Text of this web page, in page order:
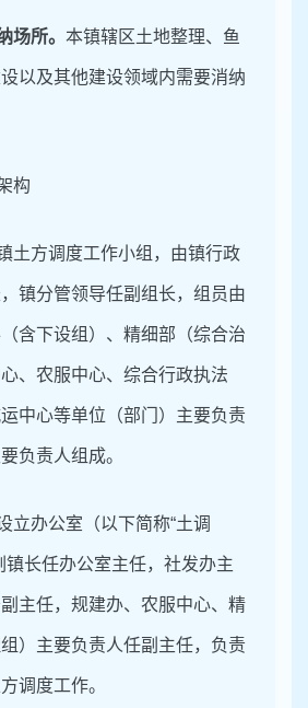
场所。 本镇辖区土地整理、鱼
以及其他建设领域内需要消纳
构
土方调度工作小组，由镇行政
镇分管领导任副组长，组员由
含下设组）、精细部（综合治
、农服中心、综合行政执法
中心等单位（部门）主要负责
负责人组成。
立办公室（以下简称“土调
镇长任办公室主任，社发办主
主任，规建办、农服中心、精
）主要负责人任副主任，负责
调度工作。